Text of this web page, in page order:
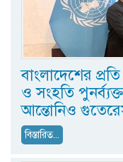
বাংলাদেশের
ও সংহতি
আন্তোনিও
বিস্তারিত...